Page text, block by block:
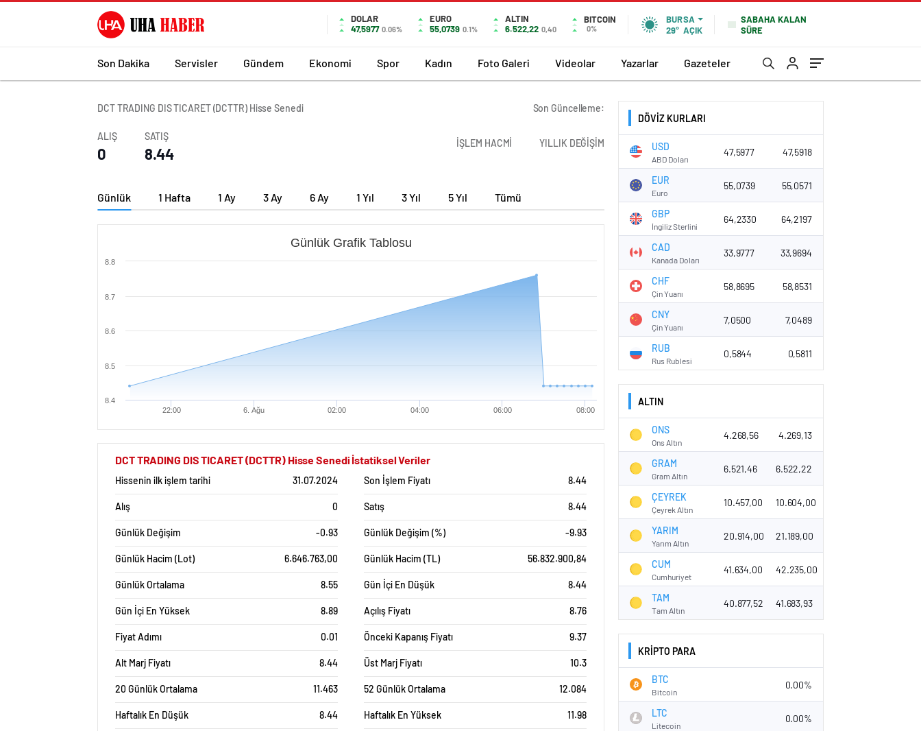
DOLAR
47,5977 0.06%
EURO
55,0739 0.1%
ALTIN
6.522,22 0,40
BITCOIN
0%
BURSA
29° AÇIK
SABAHA KALAN
SÜRE
Son Dakika Servisler Gündem Ekonomi Spor Kadın Foto Galeri Videolar Yazarlar Gazeteler
DCT TRADING DIS TICARET (DCTTR) Hisse Senedi Son Güncelleme:
ALIŞ
0
SATIŞ
8.44
İŞLEM HACMİ YILLIK DEĞİŞİM
Günlük 1 Hafta 1 Ay 3 Ay 6 Ay 1 Yıl 3 Yıl 5 Yıl Tümü
Günlük Grafik Tablosu
22:00 6. Ağu 02:00 04:00 06:00 08:00
8.4
8.5
8.6
8.7
8.8
DCT TRADING DIS TICARET (DCTTR) Hisse Senedi İstatiksel Veriler
Hissenin ilk işlem tarihi 31.07.2024 Son İşlem Fiyatı 8.44
Alış 0 Satış 8.44
Günlük Değişim -0.93 Günlük Değişim (%) -9.93
Günlük Hacim (Lot) 6.646.763,00 Günlük Hacim (TL) 56.832.900,84
Günlük Ortalama 8.55 Gün İçi En Düşük 8.44
Gün İçi En Yüksek 8.89 Açılış Fiyatı 8.76
Fiyat Adımı 0.01 Önceki Kapanış Fiyatı 9.37
Alt Marj Fiyatı 8.44 Üst Marj Fiyatı 10.3
20 Günlük Ortalama 11.463 52 Günlük Ortalama 12.084
Haftalık En Düşük 8.44 Haftalık En Yüksek 11.98
DÖVİZ KURLARI
USD
ABD Doları
47,5977 47,5918
EUR
Euro
55,0739 55,0571
GBP
İngiliz Sterlini
64,2330 64,2197
CAD
Kanada Doları
33,9777 33,9694
CHF
Çin Yuanı
58,8695 58,8531
CNY
Çin Yuanı
7,0500 7,0489
RUB
Rus Rublesi
0,5844 0,5811
ALTIN
ONS
Ons Altın
4.268,56 4.269,13
GRAM
Gram Altın
6.521,46 6.522,22
ÇEYREK
Çeyrek Altın
10.457,00 10.604,00
YARIM
Yarım Altın
20.914,00 21.189,00
CUM
Cumhuriyet
41.634,00 42.235,00
TAM
Tam Altın
40.877,52 41.683,93
KRİPTO PARA
BTC
Bitcoin
0.00%
LTC
Litecoin
0.00%